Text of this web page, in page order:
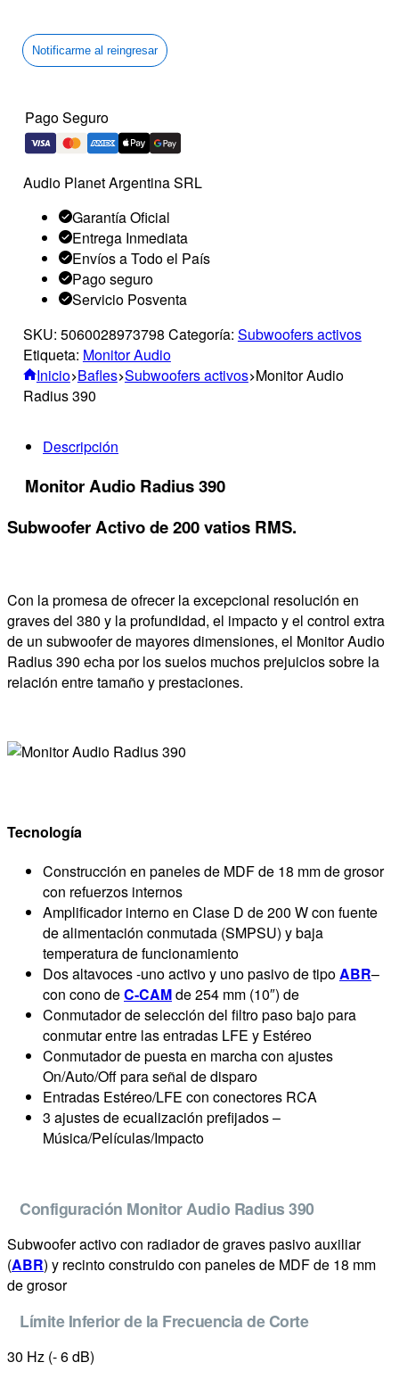
Notificarme al reingresar
Pago Seguro
Audio Planet Argentina SRL
Garantía Oficial
Entrega Inmediata
Envíos a Todo el País
Pago seguro
Servicio Posventa
SKU: 5060028973798 Categoría: Subwoofers activos
Etiqueta: Monitor Audio
Inicio Bafles Subwoofers activos Monitor Audio
Radius 390
Descripción
Monitor Audio Radius 390
Subwoofer Activo de 200 vatios RMS.
Con la promesa de ofrecer la excepcional resolución en
graves del 380 y la profundidad, el impacto y el control extra
de un subwoofer de mayores dimensiones, el Monitor Audio
Radius 390 echa por los suelos muchos prejuicios sobre la
relación entre tamaño y prestaciones.
Tecnología
Construcción en paneles de MDF de 18 mm de grosor
con refuerzos internos
Amplificador interno en Clase D de 200 W con fuente
de alimentación conmutada (SMPSU) y baja
temperatura de funcionamiento
Dos altavoces -uno activo y uno pasivo de tipoABR–
con cono deC-CAMde 254 mm (10″) de
Conmutador de selección del filtro paso bajo para
conmutar entre las entradas LFE y Estéreo
Conmutador de puesta en marcha con ajustes
On/Auto/Off para señal de disparo
Entradas Estéreo/LFE con conectores RCA
3 ajustes de ecualización prefijados –
Música/Películas/Impacto
Configuración Monitor Audio Radius 390
Subwoofer activo con radiador de graves pasivo auxiliar
(ABR) y recinto construido con paneles de MDF de 18 mm
de grosor
Límite Inferior de la Frecuencia de Corte
30 Hz (- 6 dB)